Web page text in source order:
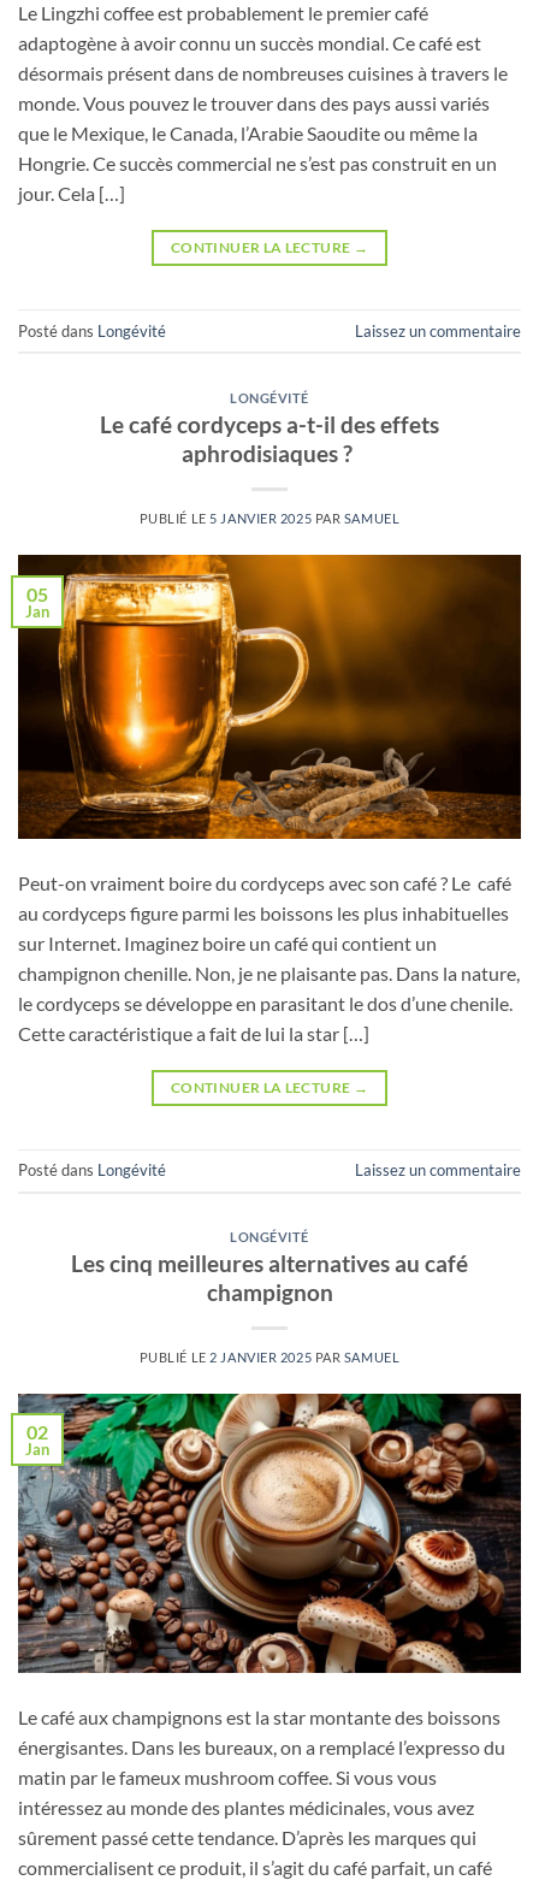
Le Lingzhi coffee est probablement le premier café
adaptogène à avoir connu un succès mondial. Ce café est
désormais présent dans de nombreuses cuisines à travers le
monde. Vous pouvez le trouver dans des pays aussi variés
que le Mexique, le Canada, l’Arabie Saoudite ou même la
Hongrie. Ce succès commercial ne s’est pas construit en un
jour. Cela […]
CONTINUER LA LECTURE →
Posté dans Longévité Laissez un commentaire
LONGÉVITÉ
Le café cordyceps a-t-il des effets
aphrodisiaques ?
PUBLIÉ LE 5 JANVIER 2025 PAR SAMUEL
05
Jan
Peut-on vraiment boire du cordyceps avec son café ? Le café
au cordyceps figure parmi les boissons les plus inhabituelles
sur Internet. Imaginez boire un café qui contient un
champignon chenille. Non, je ne plaisante pas. Dans la nature,
le cordyceps se développe en parasitant le dos d’une chenile.
Cette caractéristique a fait de lui la star […]
CONTINUER LA LECTURE →
Posté dans Longévité Laissez un commentaire
LONGÉVITÉ
​​Les cinq meilleures alternatives au café
champignon
PUBLIÉ LE 2 JANVIER 2025 PAR SAMUEL
02
Jan
Le café aux champignons est la star montante des boissons
énergisantes. Dans les bureaux, on a remplacé l’expresso du
matin par le fameux mushroom coffee. Si vous vous
intéressez au monde des plantes médicinales, vous avez
sûrement passé cette tendance. D’après les marques qui
commercialisent ce produit, il s’agit du café parfait, un café